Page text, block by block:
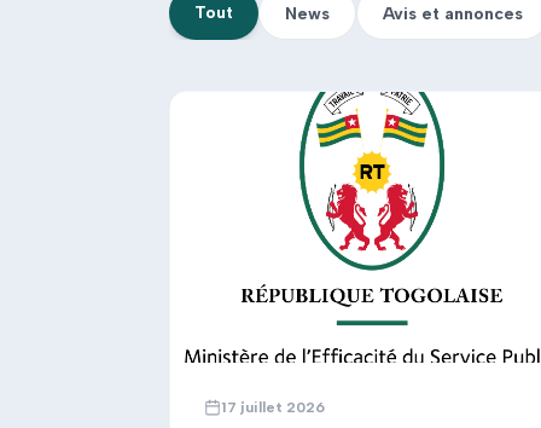
Tout News Avis et annonces
17 juillet 2026